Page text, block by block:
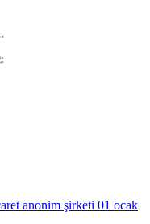
anonim şirketi 01 ocak